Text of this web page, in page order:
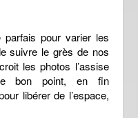
parfais pour varier les
suivre le grès de nos
les photos l’assise
bon point, en fin
libérer de l’espace,